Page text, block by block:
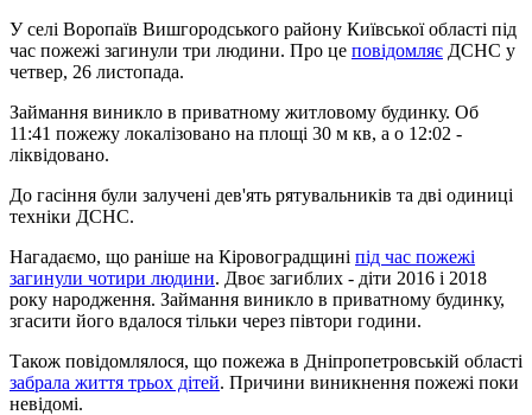
У селі Воропаїв Вишгородського району Київської області під
час пожежі загинули три людини. Про це повідомляє ДСНС у
четвер, 26 листопада.
Займання виникло в приватному житловому будинку. Об
11:41 пожежу локалізовано на площі 30 м кв, а о 12:02 -
ліквідовано.
До гасіння були залучені дев'ять рятувальників та дві одиниці
техніки ДСНС.
Нагадаємо, що раніше на Кіровоградщині під час пожежі
загинули чотири людини. Двоє загиблих - діти 2016 і 2018
року народження. Займання виникло в приватному будинку,
згасити його вдалося тільки через півтори години.
Також повідомлялося, що пожежа в Дніпропетровській області
забрала життя трьох дітей. Причини виникнення пожежі поки
невідомі.